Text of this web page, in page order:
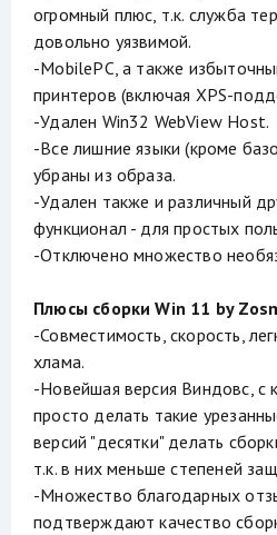
огромный плюс, т.к. служба
довольно уязвимой.
-MobilePC, а также
принтеров (включая XPS-
-Удален Win32 WebView Host.
-Все лишние языки (кроме
убраны из образа.
-Удален также и различный
функционал - для простых
-Отключено множество
Плюсы сборки Win 11 by
-Совместимость, скорость,
хлама.
-Новейшая версия Виндовс, с
просто делать такие
версий "десятки" делать
т.к. в них меньше степеней
-Множество благодарных
подтверждают качество